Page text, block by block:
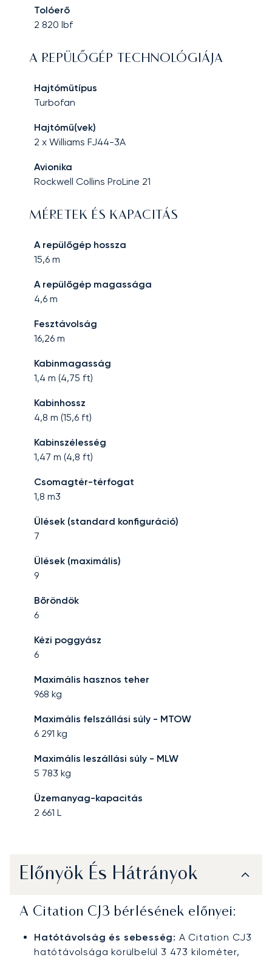
Tolóerő
2 820 lbf
A REPÜLŐGÉP TECHNOLÓGIÁJA
Hajtóműtípus
Turbofan
Hajtómű(vek)
2 x Williams FJ44-3A
Avionika
Rockwell Collins ProLine 21
MÉRETEK ÉS KAPACITÁS
A repülőgép hossza
15,6 m
A repülőgép magassága
4,6 m
Fesztávolság
16,26 m
Kabinmagasság
1,4 m (4,75 ft)
Kabinhossz
4,8 m (15,6 ft)
Kabinszélesség
1,47 m (4,8 ft)
Csomagtér-térfogat
1,8 m3
Ülések (standard konfiguráció)
7
Ülések (maximális)
9
Bőröndök
6
Kézi poggyász
6
Maximális hasznos teher
968 kg
Maximális felszállási súly - MTOW
6 291 kg
Maximális leszállási súly - MLW
5 783 kg
Üzemanyag-kapacitás
2 661 L
Előnyök És Hátrányok
A Citation CJ3 bérlésének előnyei:
Hatótávolság és sebesség: A Citation CJ3
hatótávolsága körülbelül 3 473 kilométer,